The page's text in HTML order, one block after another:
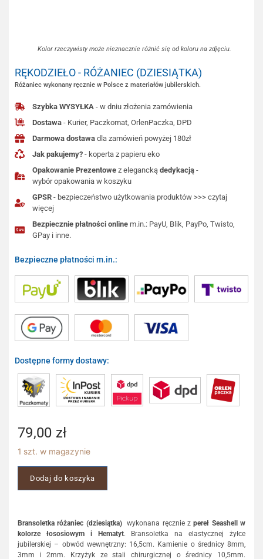
Kolor rzeczywisty może nieznacznie różnić się od koloru na zdjęciu.
RĘKODZIEŁO - RÓŻANIEC (DZIESIĄTKA)
Różaniec wykonany ręcznie w Polsce z materiałów jubilerskich.
Szybka WYSYŁKA - w dniu złożenia zamówienia
Dostawa - Kurier, Paczkomat, OrlenPaczka, DPD
Darmowa dostawa dla zamówień powyżej 180zł
Jak pakujemy? - koperta z papieru eko
Opakowanie Prezentowe z eleganckądedykacją -
wybór opakowania w koszyku
GPSR - bezpieczeństwo użytkowania produktów >>> czytaj
więcej
Bezpiecznie płatności online m.in.: PayU, Blik, PayPo, Twisto,
GPay i inne.
Bezpieczne płatności m.in.:
Dostępne formy dostawy:
79,00 zł
1 szt. w magazynie
Dodaj do koszyka
Bransoletka różaniec (dziesiątka)wykonana ręcznie zpereł Seashell w
kolorze łososiowym i Hematyt. Bransoletka na elastycznej żyłce
jubilerskiej – obwód wewnętrzny: 16,5cm. Kamienie o średnicy 8mm,
3mm i 2mm. Krzyżyk ze stali chirurgicznej o średnicy 10,5mm.